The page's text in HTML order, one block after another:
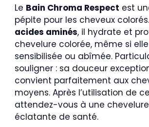
Le Bain Chroma Respect est
pépite pour les cheveux
acides aminés, il hydrate et
chevelure colorée, même si
sensibilisée ou abîmée.
souligner : sa douceur
convient parfaitement aux
moyens. Après l’utilisation de
attendez-vous à une
éclatante de santé.